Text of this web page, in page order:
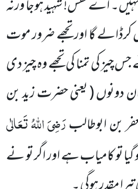
نہیں۔ اے نفس! شہید ہوجا ورنہ
کرڈالے گا اور تجھے ضرور موت
کی تمنا کی تجھے وہ چیز دی
دونوں( یعنی حضرت زید بن
بن ابوطالبرَضِیَ اللہُ تَعَالٰی
تو کامیاب ہے اور اگر تو نے